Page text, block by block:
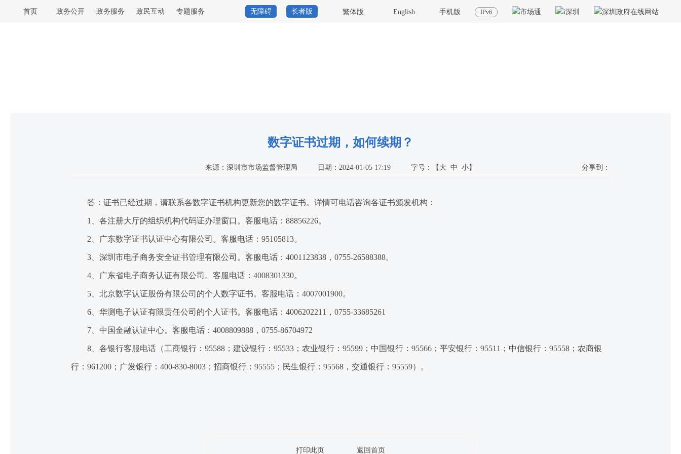
首页 政务公开 政务服务 政民互动 专题服务 无障碍 长者版 繁体版 English 手机版 IPv6
数字证书过期，如何续期？
来源： 深圳市市场监督管理局 日期：2024-01-05 17:19 字号： 【 大 中 小】 分享到：
答：证书已经过期，请联系各数字证书机构更新您的数字证书。详情可电话咨询各证书颁发机构：
1、各注册大厅的组织机构代码证办理窗口。客服电话：88856226。
2、广东数字证书认证中心有限公司。客服电话：95105813。
3、深圳市电子商务安全证书管理有限公司。客服电话：4001123838，0755-26588388。
4、广东省电子商务认证有限公司。客服电话：4008301330。
5、北京数字认证股份有限公司的个人数字证书。客服电话：4007001900。
6、华测电子认证有限责任公司的个人证书。客服电话：4006202211，0755-33685261
7、中国金融认证中心。客服电话：4008809888，0755-86704972
8、各银行客服电话（工商银行：95588；建设银行：95533；农业银行：95599；中国银行：95566；平安银行：95511；中信银行：95558；农商银
行：961200；广发银行：400-830-8003；招商银行：95555；民生银行：95568，交通银行：95559）。
打印此页 返回首页